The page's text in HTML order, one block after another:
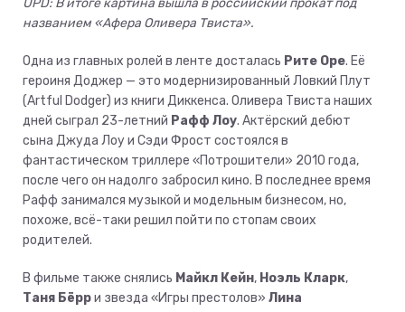
UPD: В итоге картина вышла в российский прокат под
названием «Афера Оливера Твиста».
Одна из главных ролей в ленте досталась Рите Оре. Её
героиня Доджер — это модернизированный Ловкий Плут
(Artful Dodger) из книги Диккенса. Оливера Твиста наших
дней сыграл 23-летний Рафф Лоу. Актёрский дебют
сына Джуда Лоу и Сэди Фрост состоялся в
фантастическом триллере «Потрошители» 2010 года,
после чего он надолго забросил кино. В последнее время
Рафф занимался музыкой и модельным бизнесом, но,
похоже, всё-таки решил пойти по стопам своих
родителей.
В фильме также снялись Майкл Кейн, Ноэль Кларк,
Таня Бёрри звезда «Игры престолов» Лина